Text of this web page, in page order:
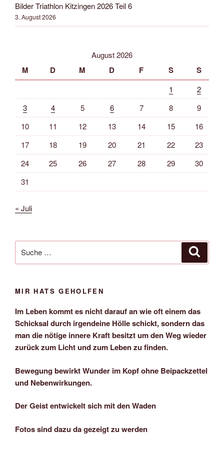
Bilder Triathlon Kitzingen 2026 Teil 6
3. August 2026
August 2026
M D M D F S S
1
2
3
4 5 6 7 8
9
10
11 12 13 14 15
16
17
18 19 20 21 22
23
24
25 26 27 28 29
30
31
« Juli
nach:
MIR HATS GEHOLFEN
Im Leben kommt es nicht darauf an wie oft einem das
Schicksal durch irgendeine Hölle schickt, sondern das
man die nötige innere Kraft besitzt um den Weg wieder
zurück zum Licht und zum Leben zu finden.
Bewegung bewirkt Wunder im Kopf ohne Beipackzettel
und Nebenwirkungen.
Der Geist entwickelt sich mit den Waden
Fotos sind dazu da gezeigt zu werden